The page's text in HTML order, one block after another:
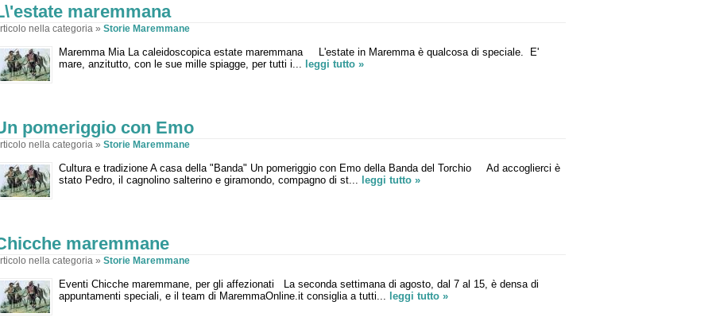
maremmana
nella categoria » Storie Maremmane
Maremma Mia La caleidoscopica estate maremmana L'estate in Maremma è qualcosa di speciale. E'
mare, anzitutto, con le sue mille spiagge, per tutti i... leggi tutto »
pomeriggio con Emo
nella categoria » Storie Maremmane
Cultura e tradizione A casa della "Banda" Un pomeriggio con Emo della Banda del Torchio Ad accoglierci è
stato Pedro, il cagnolino salterino e giramondo, compagno di st... leggi tutto »
maremmane
nella categoria » Storie Maremmane
Eventi Chicche maremmane, per gli affezionati La seconda settimana di agosto, dal 7 al 15, è densa di
appuntamenti speciali, e il team di MaremmaOnline.it consiglia a tutti... leggi tutto »